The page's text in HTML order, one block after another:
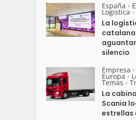
España •
Logistica •
La
catalana
silencio
Empresa •
Europa •
Temas •
La
Scania
estrellas